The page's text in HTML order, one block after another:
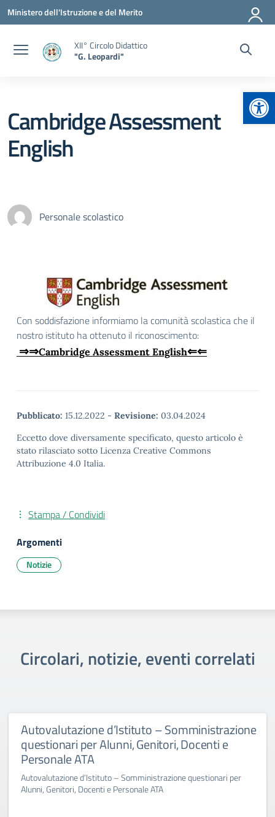
Vai ai contenuti
Vai al menu di navigazione
Vai al footer
Ministero dell'Istruzione e del Merito
XII° Circolo Didattico
"G. Leopardi"
Cambridge Assessment
English
Personale scolastico
Con soddisfazione informiamo la comunità scolastica che il
nostro istituto ha ottenuto il riconoscimento:
⇒⇒Cambridge Assessment English⇐⇐
Pubblicato: 15.12.2022 - Revisione: 03.04.2024
Eccetto dove diversamente specificato, questo articolo è
stato rilasciato sotto Licenza Creative Commons
Attribuzione 4.0 Italia.
Stampa / Condividi
Argomenti
Notizie
Circolari, notizie, eventi correlati
Autovalutazione d’Istituto – Somministrazione
questionari per Alunni, Genitori, Docenti e
Personale ATA
Autovalutazione d’Istituto – Somministrazione questionari per
Alunni, Genitori, Docenti e Personale ATA